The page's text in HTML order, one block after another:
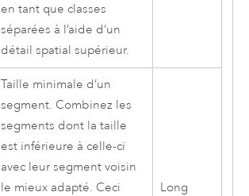
en tant que classes
séparées à l’aide d’un
détail spatial supérieur.
Taille minimale d’un
segment. Combinez les
segments dont la taille
est inférieure à celle-ci
avec leur segment voisin
le mieux adapté. Ceci
Long